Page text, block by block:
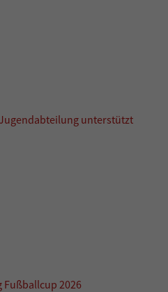
unterstützt
Fußballcup 2026